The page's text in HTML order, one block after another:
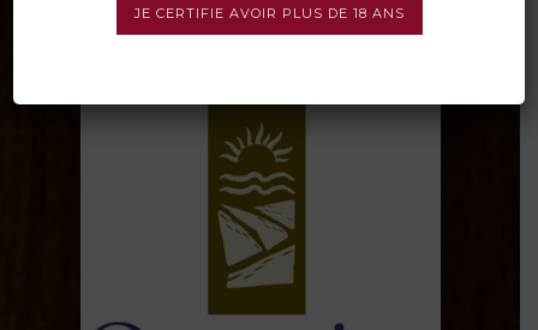
JE CERTIFIE AVOIR PLUS DE 18 ANS